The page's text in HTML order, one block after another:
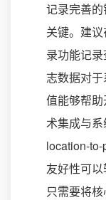
记录完善
关键。建
录功能记
志数据对
值能够帮
术集成与
location-
友好性可以
只需要将